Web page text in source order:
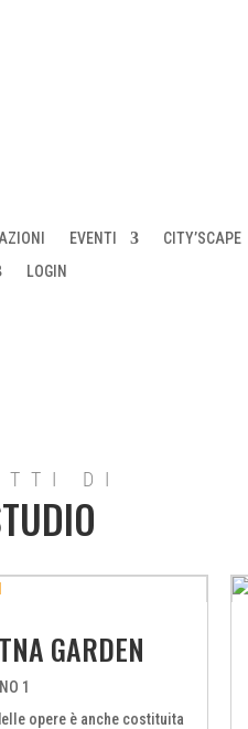
EVENTI CITY’SCAPE
LOGIN
DI
GARDEN
1
opere è anche costituita